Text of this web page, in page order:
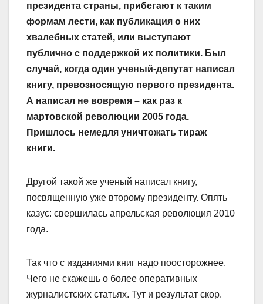
президента страны, прибегают к таким
формам лести, как публикация о них
хвалебных статей, или выступают
публично с поддержкой их политики. Был
случай, когда один ученый-депутат написал
книгу, превозносящую первого президента.
А написал не вовремя – как раз к
мартовской революции 2005 года.
Пришлось немедля уничтожать тираж
книги.
Другой такой же ученый написал книгу,
посвященную уже второму президенту. Опять
казус: свершилась апрельская революция 2010
года.
Так что с изданиями книг надо поосторожнее.
Чего не скажешь о более оперативных
журналистских статьях. Тут и результат скор.